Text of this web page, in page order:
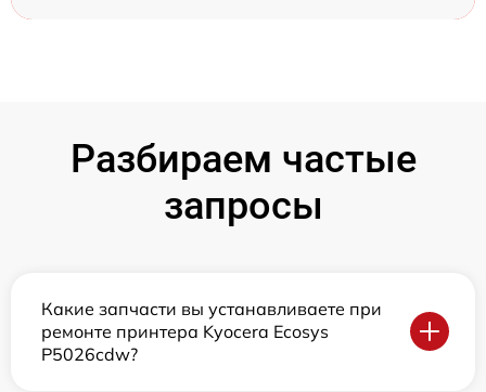
Разбираем частые
запросы
Какие запчасти вы устанавливаете при
ремонте принтера Kyocera Ecosys
P5026cdw?